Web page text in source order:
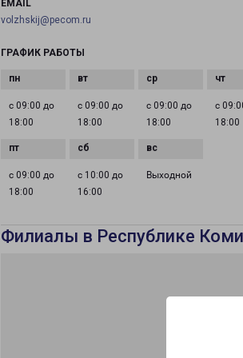
EMAIL
volzhskij@pecom.ru
ГРАФИК РАБОТЫ
с 09:00 до
18:00
с 09:00 до
18:00
с 09:00 до
18:00
с
18:00
с 09:00 до
18:00
с 10:00 до
16:00
Выходной
Филиалы в Республике Коми